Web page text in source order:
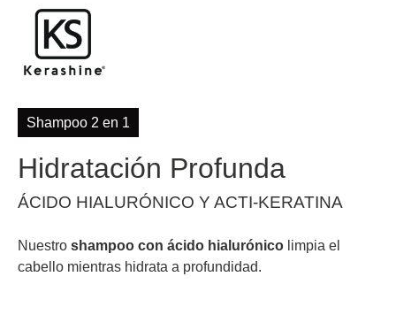
Shampoo 2 en 1
Hidratación Profunda
ÁCIDO HIALURÓNICO Y ACTI-KERATINA
Nuestro shampoo con ácido hialurónico limpia el
cabello mientras hidrata a profundidad.